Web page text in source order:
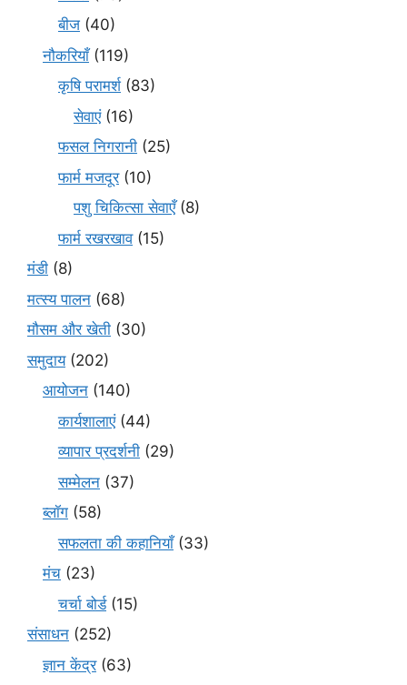
बीज (40)
नौकरियाँ(119)
कृषि परामर्श(83)
सेवाएं(16)
फसल निगरानी (25)
फार्म मजदूर(10)
पशु चिकित्सा सेवाएँ(8)
फार्म रखरखाव(15)
मंडी (8)
मत्स्य पालन (68)
मौसम और खेती (30)
समुदाय(202)
आयोजन (140)
कार्यशालाएं(44)
व्यापार प्रदर्शनी (29)
सम्मेलन (37)
ब्लॉग (58)
सफलता की कहानियाँ(33)
मंच (23)
चर्चा बोर्ड(15)
संसाधन (252)
ज्ञान केंद्र(63)